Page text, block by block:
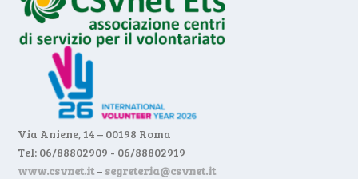
Via Aniene, 14 – 00198 Roma
Tel: 06/88802909 - 06/88802919
www.csvnet.it– segreteria@csvnet.it